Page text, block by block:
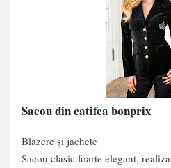
Sacou din catifea bonprix
Blazere și jachete
Sacou clasic foarte elegant,